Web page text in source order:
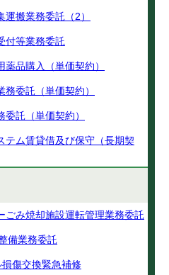
搬業務委託（2）
付等業務委託
品購入（単価契約）
委託（単価契約）
託（単価契約）
テム賃貸借及び保守（長期契
ごみ焼却施設運転管理業務委託
備業務委託
傷交換緊急補修